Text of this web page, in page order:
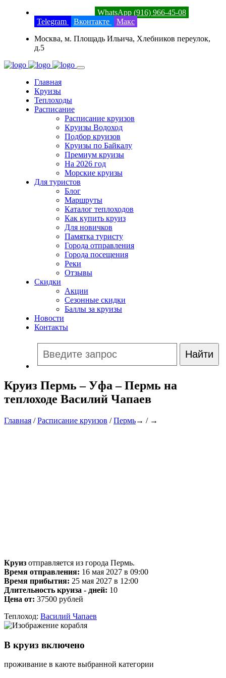
WhatsApp (916) 966-45-08
Telegram
Вконтакте
Макс
Москва, м. Площадь Ильича, Хлебников переулок,
д.5
Главная
Круизы
Теплоходы
Расписание
Расписание круизов
Круизы Водоход
Подбор круизов
Круизы по Байкалу
Премиум круизы
На 2026 год
Морские круизы
Для туристов
Блог
Маршруты
Каталог теплоходов
Как купить круиз
Для новичков
Памятка туристу
Города отправления
Города посещения
Реки
Отзывы
Скидки
Акции
Сезонные скидки
Баллы за круизы
Новости
Контакты
Круиз Пермь – Уфа – Пермь на
теплоходе Василий Чапаев
Главная /Расписание круизов /Пермь→ / →
Круиз отправляется из города Пермь.
Время отправления: 16 мая 2027 в 09:00
Время прибытия: 25 мая 2027 в 12:00
Длительность круиза - дней: 10
Цена от: 37500 рублей
Теплоход: Василий Чапаев
В круиз включено
проживание в каюте выбранной категории